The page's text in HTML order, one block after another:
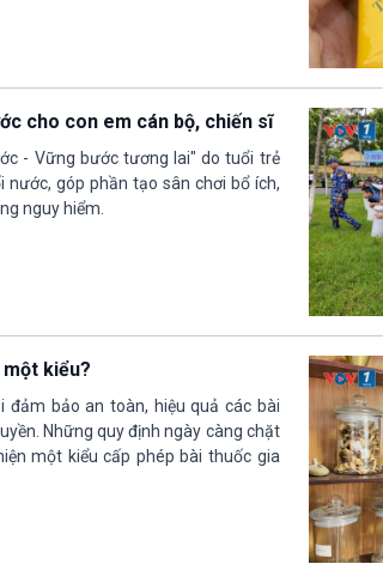
cho con em cán bộ, chiến sĩ
- Vững bước tương lai" do tuổi trẻ
góp phần tạo sân chơi bổ ích,
nguy hiểm.
kiểu?
bảo an toàn, hiệu quả các bài
Những quy định ngày càng chặt
một kiểu cấp phép bài thuốc gia